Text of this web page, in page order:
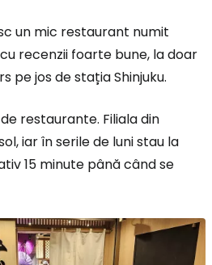
un mic restaurant numit
recenzii foarte bune, la doar
pe jos de stația Shinjuku.
restaurante. Filiala din
iar în serile de luni stau la
15 minute până când se